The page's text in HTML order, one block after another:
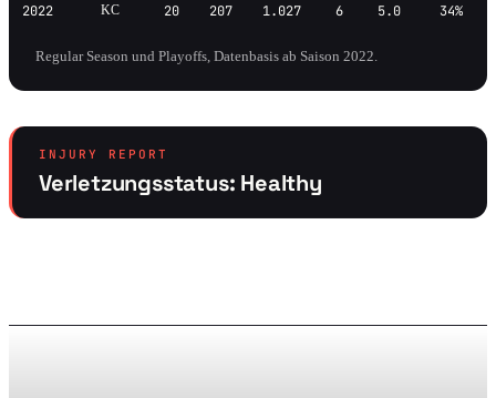
2022 KC 20 207 1.027 6 5.0 34%
Regular Season und Playoffs, Datenbasis ab Saison 2022.
INJURY REPORT
Verletzungsstatus: Healthy